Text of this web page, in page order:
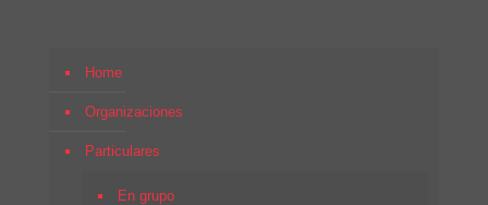
Home
Organizaciones
Particulares
En grupo